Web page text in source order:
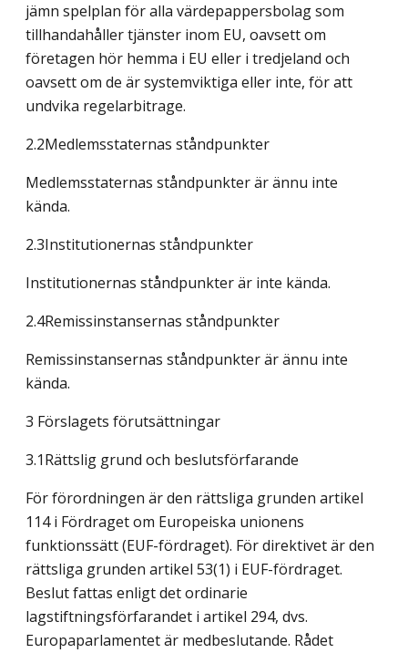
jämn spelplan för alla värdepappersbolag som
tillhandahåller tjänster inom EU, oavsett om
företagen hör hemma i EU eller i tredjeland och
oavsett om de är systemviktiga eller inte, för att
undvika regelarbitrage.
2.2Medlemsstaternas ståndpunkter
Medlemsstaternas ståndpunkter är ännu inte
kända.
2.3Institutionernas ståndpunkter
Institutionernas ståndpunkter är inte kända.
2.4Remissinstansernas ståndpunkter
Remissinstansernas ståndpunkter är ännu inte
kända.
3 Förslagets förutsättningar
3.1Rättslig grund och beslutsförfarande
För förordningen är den rättsliga grunden artikel
114 i Fördraget om Europeiska unionens
funktionssätt (EUF-fördraget). För direktivet är den
rättsliga grunden artikel 53(1) i EUF-fördraget.
Beslut fattas enligt det ordinarie
lagstiftningsförfarandet i artikel 294, dvs.
Europaparlamentet är medbeslutande. Rådet